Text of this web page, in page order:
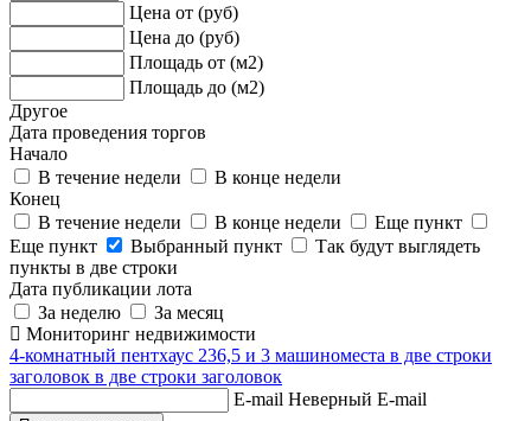
Цена от (руб)
Цена до (руб)
Площадь от (м2)
Площадь до (м2)
Другое
Дата проведения торгов
Начало
В течение недели
В конце недели
Конец
В течение недели
В конце недели
Еще пункт
Еще пункт
Выбранный пункт
Так будут выглядеть
пункты в две строки
Дата публикации лота
За неделю
За месяц
Мониторинг недвижимости
4-комнатный пентхаус 236,5 и 3 машиноместа в две строки
заголовок в две строки заголовок
E-mail Неверный E-mail